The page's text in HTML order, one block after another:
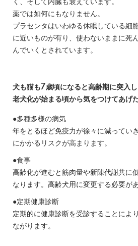
く、そして内臓も衰えています。
薬では如何にもなりません。
プラセンタはいわゆる休眠している細
に近いものが有り、使わないままに死
んでいくとされています。
犬も猫も7歳頃になると高齢期に突入し
老犬化が始まる頃から気をつけてあげ
●多種多様の病気
年をとるほど免疫力が徐々に減ってい
にかかるリスクが高まります。
●食事
高齢化が進むと筋肉量や新陳代謝共に
なります。高齢犬用に変更する必要が
●定期健康診断
定期的に健康診断を受診することによ
ながります。